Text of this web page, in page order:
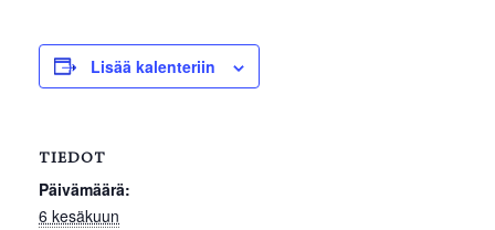
Lisää kalenteriin
TIEDOT
Päivämäärä:
6 kesäkuun